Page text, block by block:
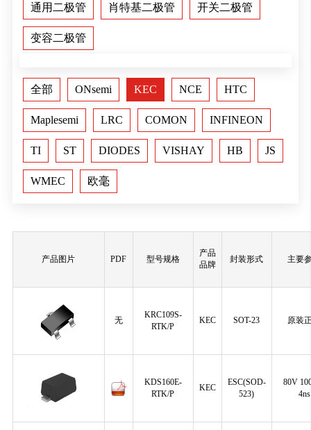
通用二极管 肖特基二极管 开关二极管
变容二极管
全部 ONsemi KEC NCE HTC
Maplesemi LRC COMON INFINEON
TI ST DIODES VISHAY HB JS
WMEC 欧毫
产品图片 PDF 型号规格
产品
品牌
封装形式 主要
无
KRC109S-
RTK/P
KEC SOT-23 原装
KDS160E-
RTK/P
KEC
ESC(SOD-
523)
80V
4ns